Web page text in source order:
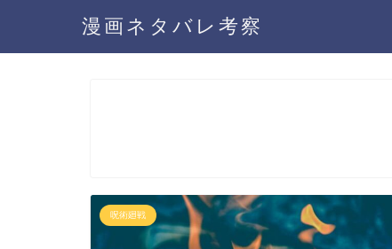
漫画ネタバレ考察
呪術廻戦